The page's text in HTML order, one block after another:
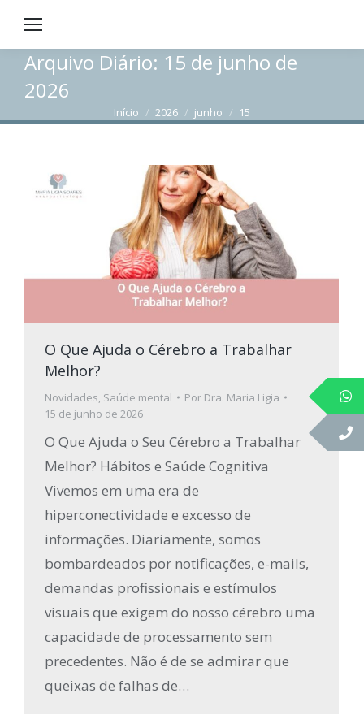
Arquivo Diário: 15 de junho de
2026
Você está aqui:
Início 2026 junho 15
O Que Ajuda o Cérebro a Trabalhar
Melhor?
Novidades Saúde mental Por Dra. Maria Ligia
15 de junho de 2026
O Que Ajuda o Seu Cérebro a Trabalhar
Melhor? Hábitos e Saúde Cognitiva
Vivemos em uma era de
hiperconectividade e excesso de
informações. Diariamente, somos
bombardeados por notificações, e-mails,
demandas profissionais e estímulos
visuais que exigem do nosso cérebro uma
capacidade de processamento sem
precedentes. Não é de se admirar que
queixas de falhas de…